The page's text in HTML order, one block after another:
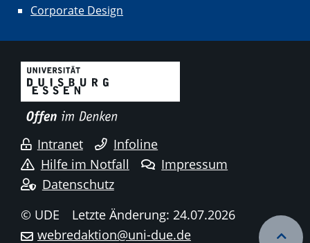
Corporate Design
Intranet
Infoline
Hilfe im Notfall
Impressum
Datenschutz
© UDE
Letzte Änderung: 24.07.2026
webredaktion@uni-due.de